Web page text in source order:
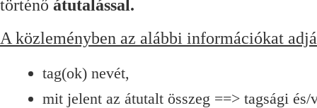
történő átutalással.
A közleményben az alábbi információkat
tag(ok) nevét,
mit jelent az átutalt összeg ==> tagsági és/